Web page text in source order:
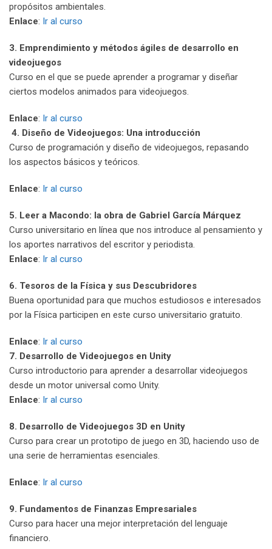
propósitos ambientales.
Enlace: Ir al curso
3. Emprendimiento y métodos ágiles de desarrollo en
videojuegos
Curso en el que se puede aprender a programar y diseñar
ciertos modelos animados para videojuegos.
Enlace: Ir al curso
4. Diseño de Videojuegos: Una introducción
Curso de programación y diseño de videojuegos, repasando
los aspectos básicos y teóricos.
Enlace: Ir al curso
5. Leer a Macondo: la obra de Gabriel García Márquez
Curso universitario en línea que nos introduce al pensamiento y
los aportes narrativos del escritor y periodista.
Enlace: Ir al curso
6. Tesoros de la Física y sus Descubridores
Buena oportunidad para que muchos estudiosos e interesados
por la Física participen en este curso universitario gratuito.
Enlace: Ir al curso
7. Desarrollo de Videojuegos en Unity
Curso introductorio para aprender a desarrollar videojuegos
desde un motor universal como Unity.
Enlace: Ir al curso
8. Desarrollo de Videojuegos 3D en Unity
Curso para crear un prototipo de juego en 3D, haciendo uso de
una serie de herramientas esenciales.
Enlace: Ir al curso
9. Fundamentos de Finanzas Empresariales
Curso para hacer una mejor interpretación del lenguaje
financiero.